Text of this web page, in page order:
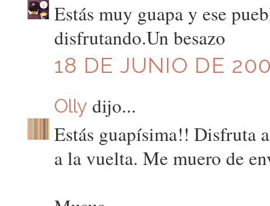
Estás muy guapa y ese
disfrutando.Un besazo
18 DE JUNIO DE
Olly dijo...
Estás guapísima!! Disfruta
a la vuelta. Me muero de